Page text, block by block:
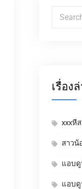
Search
เรื่อง
xxxหี
สาวน้
แอบดู
แอบดู